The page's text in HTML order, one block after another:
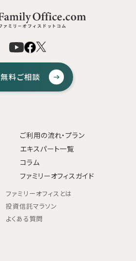
無料ご相談
ご利用の流れ・プラン
エキスパート一覧
コラム
ファミリーオフィスガイド
ファミリーオフィスとは
投資信託マラソン
よくある質問